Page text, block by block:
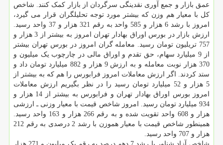
عمق بازار و جمع آوری نقدینگی سرگردان از بازار کمک کنند. شاخص
کل با معیار هم وزن که بیشتر مورد توجه تحلیلگران قرار می گیرد،
امروز با رشد 6 هزار و 585 واحد به رقم 321 هزار و 37 واحد رسید.
ارزش بازار در بورس اوراق بهادار تهران امروز به بیشتر از 3 هزار و
757 تریلیون تومان رسید. معامله گران امروز در بورس تهران بیشتر
از 9 میلیارد سهام، حق تقدم و اوراق مالی در چارچوب یک میلیون و
370 هزار نوبت معامله و به ارزش 9 هزار و 882 میلیارد تومان داد و
ستد کردند. اگر ارزش معاملات امروز فرابورس را هم که به بیشتر از
5 هزار و 52 میلیارد تومان رسید را در نظر بگیریم ارزش معاملات
امروز بورس اوراق بهادار تهران و فرابورس به بیشتر از 14 هزار و
934 میلیارد تومان رسید. امروز شاخص قیمت با معیار وزنی ـ ارزشی
هزار و 608 واحد تقویت شده و به رقم 266 هزار و 163 واحد رسید.
همینطور شاخص قیمت با معیار هموزن با رشد 2 درصدی به رقم 212
هزار و 707 واحد رسید.
شاخص آزاد شناور با رشد 7 دهم درصد به رقم یک میلیون و 271 هزار